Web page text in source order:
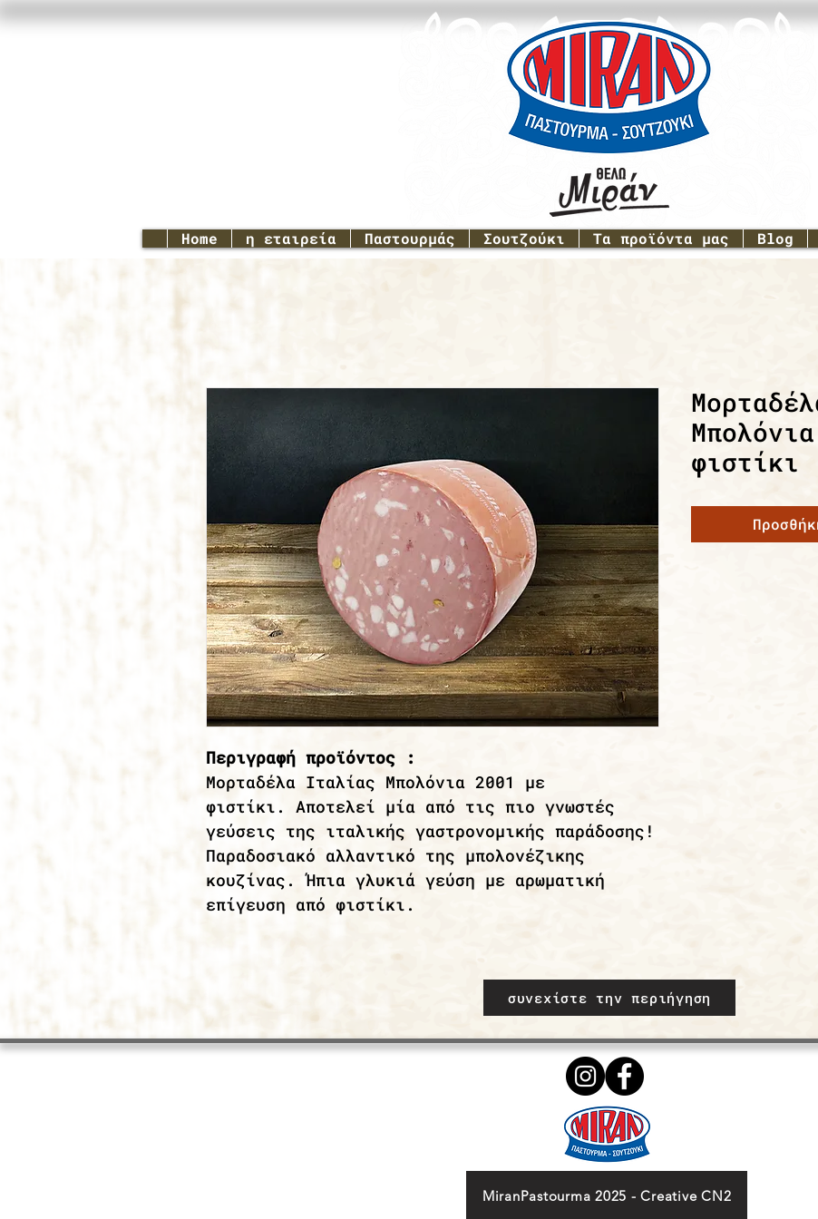
Home η εταιρεία Παστουρμάς Σουτζούκι Τα προϊόντα μας Blog
Περιγραφή προϊόντος :
Μορταδέλα Ιταλίας Μπολόνια 2001 με
φιστίκι. Αποτελεί μία από τις πιο γνωστές
γεύσεις της ιταλικής γαστρονομικής παράδοσης!
Παραδοσιακό αλλαντικό της μπολονέζικης
κουζίνας. Ήπια γλυκιά γεύση με αρωματική
επίγευση από φιστίκι.
φιστίκι
συνεχίστε την περιήγηση
MiranPastourma 2025 - Creative CN2